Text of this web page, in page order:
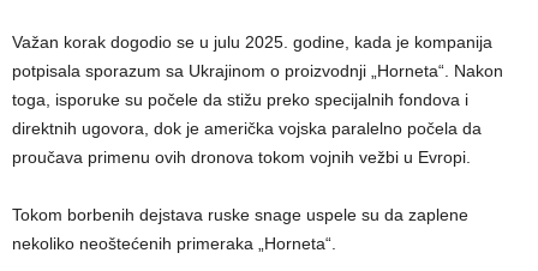
Važan korak dogodio se u julu 2025. godine, kada je kompanija
potpisala sporazum sa Ukrajinom o proizvodnji „Horneta“. Nakon
toga, isporuke su počele da stižu preko specijalnih fondova i
direktnih ugovora, dok je američka vojska paralelno počela da
proučava primenu ovih dronova tokom vojnih vežbi u Evropi.
Tokom borbenih dejstava ruske snage uspele su da zaplene
nekoliko neoštećenih primeraka „Horneta“.